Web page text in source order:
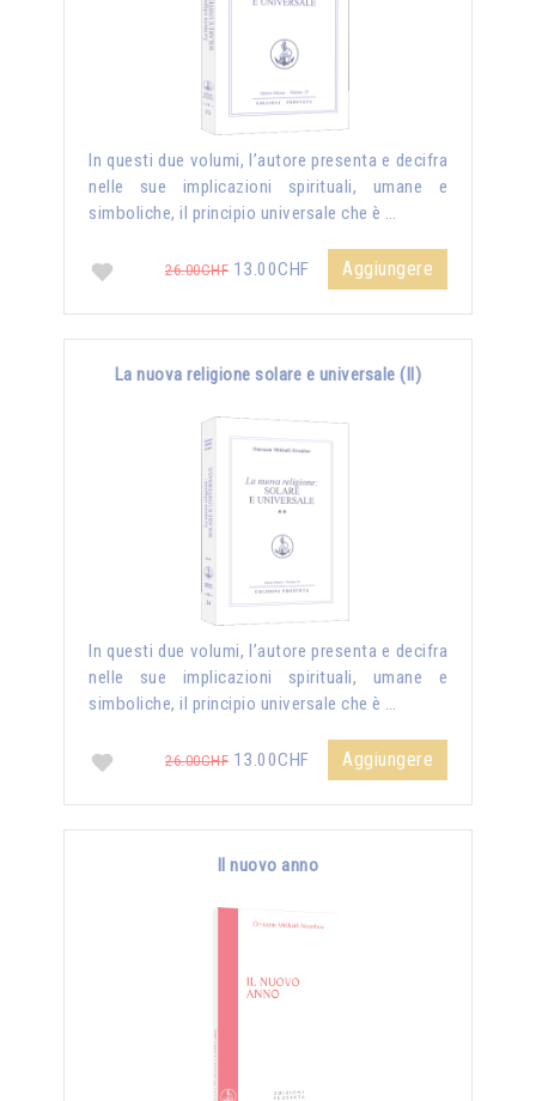
In questi due volumi, l’autore presenta e decifra
nelle sue implicazioni spirituali, umane e
simboliche, il principio universale che è …
26.00CHF 13.00CHF Aggiungere
La nuova religione solare e universale (II)
In questi due volumi, l’autore presenta e decifra
nelle sue implicazioni spirituali, umane e
simboliche, il principio universale che è …
26.00CHF 13.00CHF Aggiungere
Il nuovo anno